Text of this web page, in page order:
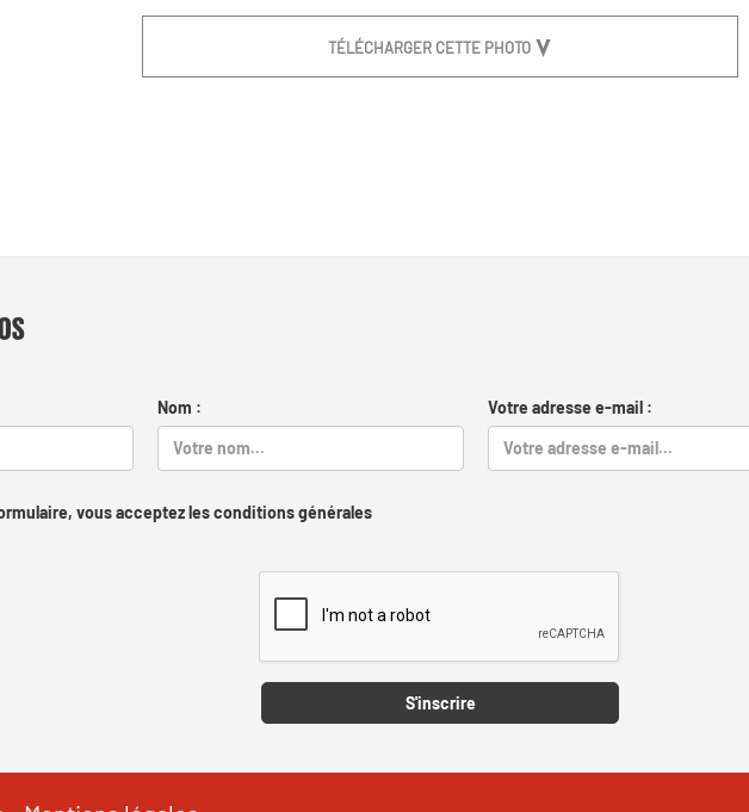
TÉLÉCHARGER CETTE PHOTO
Nom : Votre adresse e-mail :
vous acceptez les conditions générales
S'inscrire